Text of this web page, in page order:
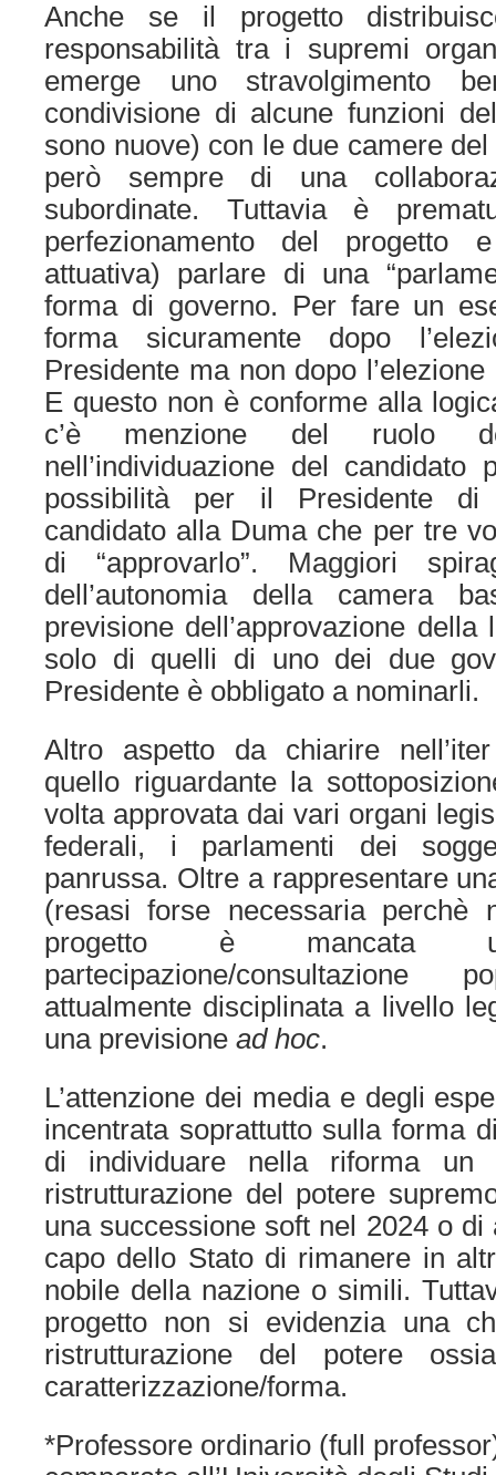
Anche se il progetto
responsabilità tra i supremi
emerge uno stravolgimento
condivisione di alcune funzioni
sono nuove) con le due camere
però sempre di una
subordinate. Tuttavia è
perfezionamento del progetto
attuativa) parlare di una
forma di governo. Per fare un
forma sicuramente dopo
Presidente ma non dopo
E questo non è conforme alla
c’è menzione del ruolo
nell’individuazione del
possibilità per il Presidente
candidato alla Duma che per tre
di “approvarlo”. Maggiori
dell’autonomia della camera
previsione dell’approvazione
solo di quelli di uno dei due
Presidente è obbligato a nominarli.
Altro aspetto da chiarire
quello riguardante la
volta approvata dai vari organi
federali, i parlamenti dei
panrussa. Oltre a rappresentare
(resasi forse necessaria perchè
progetto è
partecipazione/
attualmente disciplinata a livello
una previsione ad hoc.
L’attenzione dei media e degli
incentrata soprattutto sulla forma
di individuare nella riforma un
ristrutturazione del potere
una successione soft nel 2024 o di
capo dello Stato di rimanere in
nobile della nazione o simili.
progetto non si evidenzia una
ristrutturazione del potere
caratterizzazione/forma.
*Professore ordinario (full